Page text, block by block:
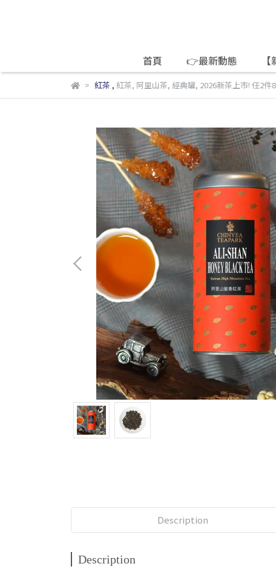
首頁 👉最新動態
紅茶 , 紅茶, 阿里山茶, 經典罐, 2026新茶上市! 任2件
Description
Description